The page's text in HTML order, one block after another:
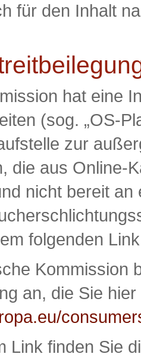
für den Inhalt
hat eine
(sog. „OS-
zur
die aus Online-
nicht bereit
folgenden
Kommission
an, die Sie
Link finden Sie